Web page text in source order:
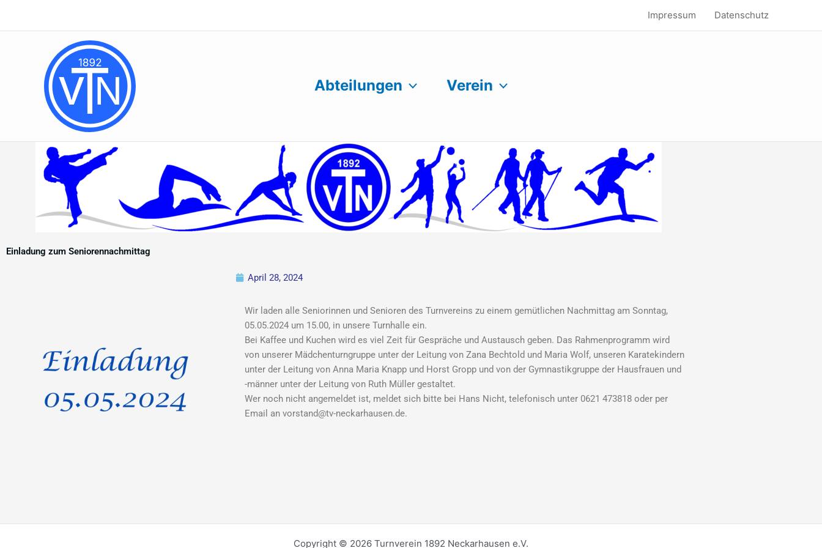
Impressum Datenschutz
Abteilungen Verein
Einladung zum Seniorennachmittag
April 28, 2024
Wir laden alle Seniorinnen und Senioren des Turnvereins zu einem gemütlichen Nachmittag am Sonntag,
05.05.2024 um 15.00, in unsere Turnhalle ein.
Bei Kaffee und Kuchen wird es viel Zeit für Gespräche und Austausch geben. Das Rahmenprogramm wird
von unserer Mädchenturngruppe unter der Leitung von Zana Bechtold und Maria Wolf, unseren Karatekindern
unter der Leitung von Anna Maria Knapp und Horst Gropp und von der Gymnastikgruppe der Hausfrauen und
-männer unter der Leitung von Ruth Müller gestaltet.
Wer noch nicht angemeldet ist, meldet sich bitte bei Hans Nicht, telefonisch unter 0621 473818 oder per
Email an vorstand@tv-neckarhausen.de.
Copyright © 2026 Turnverein 1892 Neckarhausen e.V.